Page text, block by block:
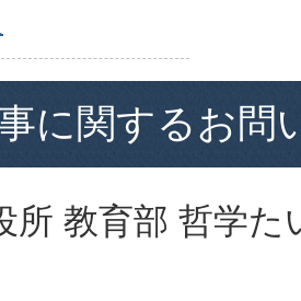
に関するお問
所 教育部 哲学た